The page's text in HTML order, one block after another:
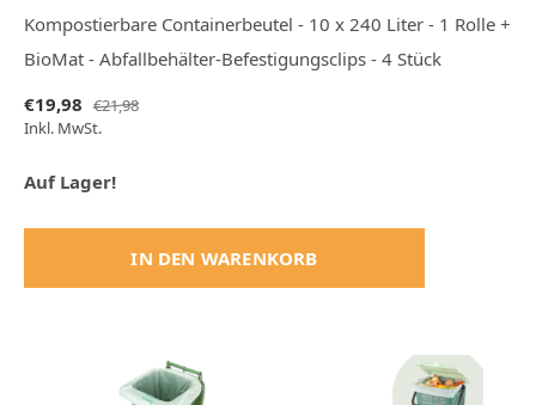
Kompostierbare Containerbeutel - 10 x 240 Liter - 1 Rolle +
BioMat - Abfallbehälter-Befestigungsclips - 4 Stück
€19,98 €21,98
Inkl. MwSt.
Auf Lager!
IN DEN WARENKORB